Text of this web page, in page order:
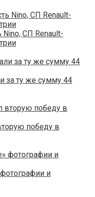
СП Renault-
за ту же сумму 44
победу в
и